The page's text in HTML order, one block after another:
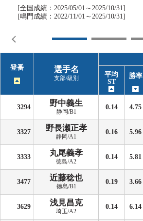
[全国成績：2025/05/01～2025/10/31]
[鳴門成績：2022/11/01～2025/10/31]
登番 選手名
支部/級別
平均
ST
勝率
3294 野中義生
静岡/B1
0.14 4.75
3327 野長瀬正孝
静岡/A1
0.16 5.96
3333 丸尾義孝
徳島/A2
0.14 5.81
3477 近藤稔也
徳島/B1
0.19 3.66
3629 浅見昌克
埼玉/A2
0.14 6.14